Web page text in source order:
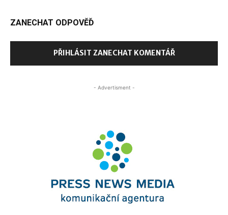
ZANECHAT ODPOVĚĎ
PŘIHLÁSIT ZANECHAT KOMENTÁŘ
- Advertisment -